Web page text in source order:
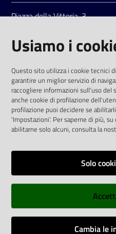
Piazza della Vittoria, 3
Tel.0522 7961
LinkedinFacebookInstagram
Informative e liberatorie privacy
Dichiarazione di accessibilità
Usiamo i
Questo sito utilizza i cookie tecnici
garantire un miglior servizio di
raccogliere informazioni sull'uso
anche cookie di profilazione
profilazione puoi decidere se
'Impostazioni'. Per saperne di più,
abilitarne solo alcuni, consulta la
Solo
Cambia le